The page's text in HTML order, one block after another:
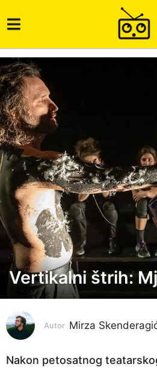
2
d
n
Vertikalni štrih:
Autor Mirza
Nakon petosatnog